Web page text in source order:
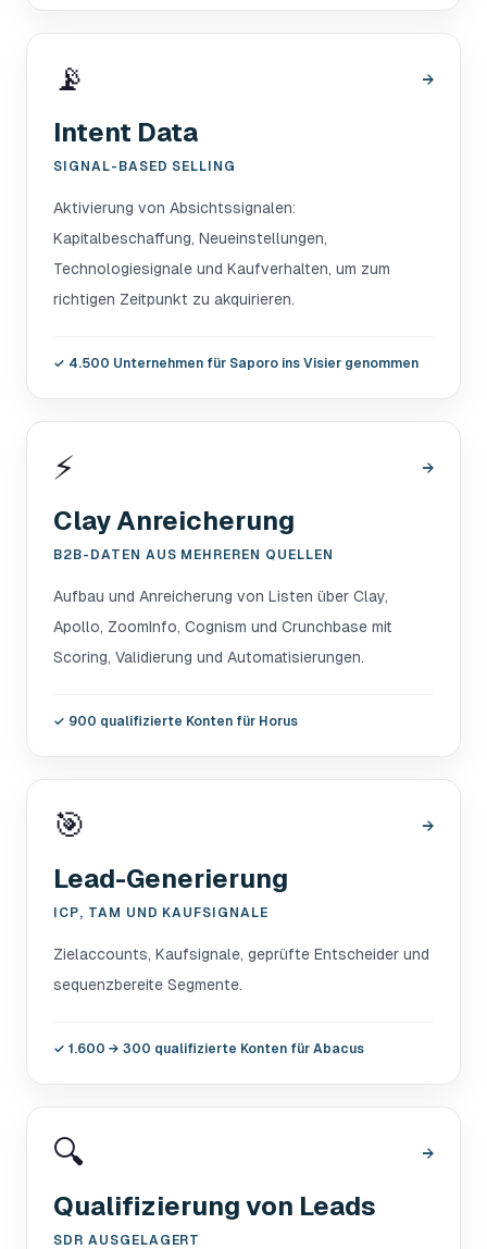
📡 →
Intent Data
SIGNAL-BASED SELLING
Aktivierung von Absichtssignalen:
Kapitalbeschaffung, Neueinstellungen,
Technologiesignale und Kaufverhalten, um zum
richtigen Zeitpunkt zu akquirieren.
✓ 4.500 Unternehmen für Saporo ins Visier genommen
⚡ →
Clay Anreicherung
B2B-DATEN AUS MEHREREN QUELLEN
Aufbau und Anreicherung von Listen über Clay,
Apollo, ZoomInfo, Cognism und Crunchbase mit
Scoring, Validierung und Automatisierungen.
✓ 900 qualifizierte Konten für Horus
🎯 →
Lead-Generierung
ICP, TAM UND KAUFSIGNALE
Zielaccounts, Kaufsignale, geprüfte Entscheider und
sequenzbereite Segmente.
✓ 1.600 → 300 qualifizierte Konten für Abacus
🔍 →
Qualifizierung von Leads
SDR AUSGELAGERT